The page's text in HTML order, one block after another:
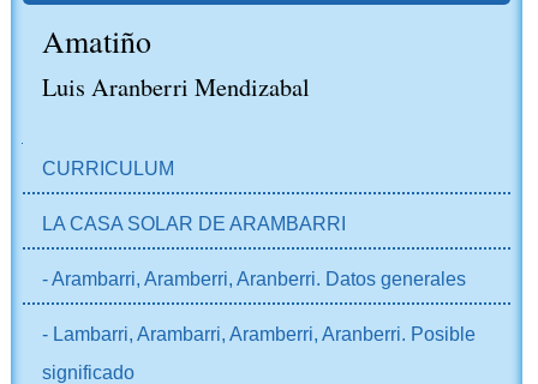
Amatiño
Luis Aranberri Mendizabal
CURRICULUM
LA CASA SOLAR DE ARAMBARRI
- Arambarri, Aramberri, Aranberri. Datos generales
- Lambarri, Arambarri, Aramberri, Aranberri. Posible
significado